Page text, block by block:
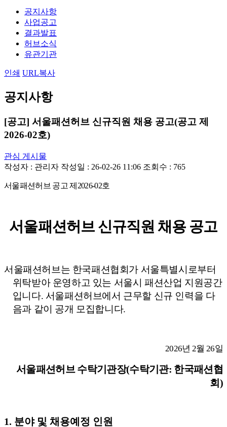
공지사항
사업공고
결과발표
허브소식
유관기관
인쇄 URL복사
공지사항
[공고] 서울패션허브 신규직원 채용 공고(공고 제
2026-02호)
관심 게시물
작성자 : 관리자 작성일 : 26-02-26 11:06 조회수 : 765
서울패션허브 공고 제 2026-02호
서울패션허브 신규직원 채용 공고
서울패션허브는 한국패션협회가 서울특별시로부터
위탁받아 운영하고 있는 서울시 패션산업 지원공간
입니다. 서울패션허브에서 근무할 신규 인력을 다
음과 같이 공개 모집합니다.
2026년 2월 26일
서울패션허브 수탁기관장(수탁기관: 한국패션협
회)
1. 분야 및 채용예정 인원